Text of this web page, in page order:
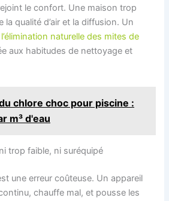
le confort. Une maison trop
la qualité d’air et la diffusion. Un
l’élimination naturelle des mites de
aux habitudes de nettoyage et
chlore choc pour piscine :
m³ d'eau
trop faible, ni suréquipé
une erreur coûteuse. Un appareil
chauffe mal, et pousse les